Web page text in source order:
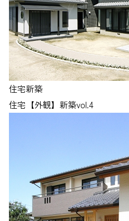
住宅新築
住宅【外観】新築vol.4